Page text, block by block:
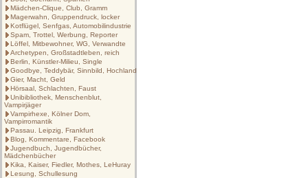
Mädchen-Clique, Club, Gramm
Magerwahn, Gruppendruck, locker
Kotflügel, Senfgas, Automobilindustrie
Spam, Trottel, Werbung, Reporter
Löffel, Mitbewohner, WG, Verwandte
Archetypen, Großstadtleben, reich
Berlin, Künstler-Milieu, Single
Goodbye, Teddybär, Sinnbild, Hochland
Gier, Macht, Geld
Hörsaal, Schlachten, Faust
Unibibliothek, Menschenblut,
Vampirjäger
Vampirhexe, Kölner Dom,
Vampirromantik
Passau. Leipzig, Frankfurt
Blog, Kommentare, Facebook
Jugendbuch, Jugendbücher,
Mädchenbücher
Kika, Kaiser, Fiedler, Mothes, LeHuray
Lesung, Schullesung